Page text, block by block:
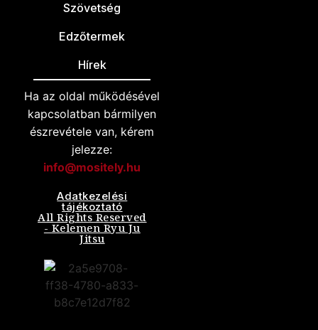
Szövetség
Edzőtermek
Hírek
Ha az oldal működésével
kapcsolatban bármilyen
észrevétele van, kérem
jelezze:
info@mositely.hu
Adatkezelési
tájékoztató
All Rights Reserved
- Kelemen Ryu Ju
Jitsu